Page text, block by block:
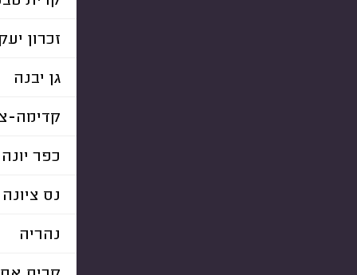
זכרון
גן יבנה
קדימה-
כפר יונה
נס ציונה
נהריה